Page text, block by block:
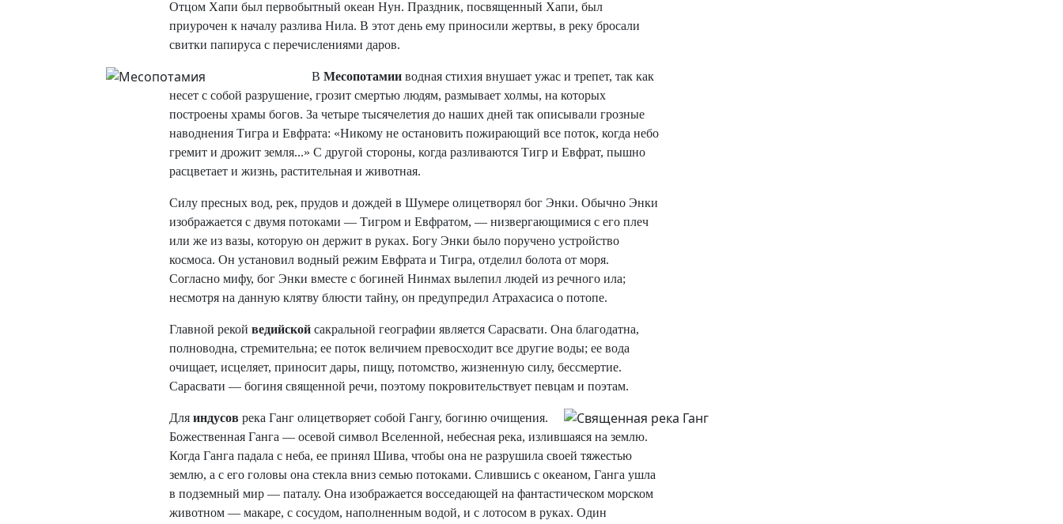
Отцом Xапи был первобытный океан Нун. Праздник, посвященный Xапи, был
приурочен к началу разлива Нила. В этот день ему приносили жертвы, в реку бросали
свитки папируса с перечислениями даров.
В Месопотамии водная стихия внушает ужас и трепет, так как
несет с собой разрушение, грозит смертью людям, размывает холмы, на которых
построены храмы богов. За четыре тысячелетия до наших дней так описывали грозные
наводнения Тигра и Евфрата: «Никому не остановить пожирающий все поток, когда небо
гремит и дрожит земля...» С другой стороны, когда разливаются Тигр и Евфрат, пышно
расцветает и жизнь, растительная и животная.
Силу пресных вод, рек, прудов и дождей в Шумере олицетворял бог Энки. Обычно Энки
изображается с двумя потоками — Тигром и Евфратом, — низвергающимися с его плеч
или же из вазы, которую он держит в руках. Богу Энки было поручено устройство
космоса. Он установил водный режим Евфрата и Тигра, отделил болота от моря.
Согласно мифу, бог Энки вместе с богиней Нинмах вылепил людей из речного ила;
несмотря на данную клятву блюсти тайну, он предупредил Атрахасиса о потопе.
Главной рекой ведийской сакральной географии является Сарасвати. Она благодатна,
полноводна, стремительна; ее поток величием превосходит все другие воды; ее вода
очищает, исцеляет, приносит дары, пищу, потомство, жизненную силу, бессмертие.
Сарасвати — богиня священной речи, поэтому покровительствует певцам и поэтам.
Для индусов река Ганг олицетворяет собой Гангу, богиню очищения.
Божественная Ганга — осевой символ Вселенной, небесная река, излившаяся на землю.
Когда Ганга падала с неба, ее принял Шива, чтобы она не разрушила своей тяжестью
землю, а с его головы она стекла вниз семью потоками. Слившись с океаном, Ганга ушла
в подземный мир — паталу. Она изображается восседающей на фантастическом морском
животном — макаре, с сосудом, наполненным водой, и с лотосом в руках. Один